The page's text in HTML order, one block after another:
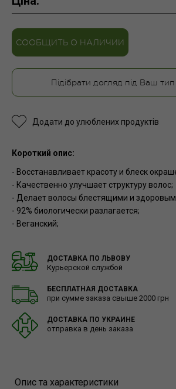
СООБЩИТЬ О НАЛИЧИИ
Підібрати догляд під Ваш
Додати до улюблених продуктів
Короткий опис:
- Восстанавливает красоту и блеск
- Качественно улучшает структуру волос;
- Делает волосы блестящими и
- 92% биологически разлагается;
- Веганский;
ДОСТАВКА ПО ЛЬВОВУ
Курьерской службой
БЕСПЛАТНАЯ ДОСТАВКА
при сумме заказа свыше 2000 грн
ДОСТАВКА ПО УКРАИНЕ
отправка в день заказа
Опис та характеристики